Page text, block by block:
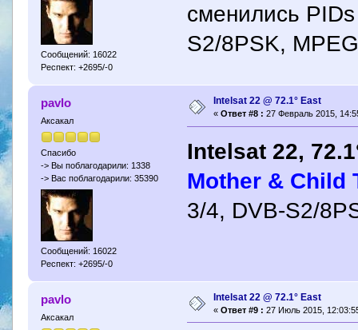
Сообщений: 16022
Респект: +2695/-0
сменились
S2/8PSK,
pavlo
Аксакал
Спасибо
-> Вы поблагодарили: 1338
-> Вас поблагодарили: 35390
Сообщений: 16022
Респект: +2695/-0
Intelsat 22 @ 72.1° East
« Ответ #8 : 27 Февраль 2015,
Intelsat 22,
Mother & Child
3/4, DVB-S2/
pavlo
Аксакал
Intelsat 22 @ 72.1° East
« Ответ #9 : 27 Июль 2015,